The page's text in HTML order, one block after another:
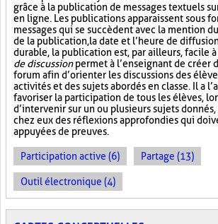
grâce à la publication de messages textuels
en ligne. Les publications apparaissent sous
messages qui se succèdent avec la mention
de la publication, la date et l’heure de
durable, la publication est, par ailleurs, facile
de discussionpermet à l’enseignant de créer
forum afin d’orienter les discussions des
activités et des sujets abordés en classe. Il a
favoriser la participation de tous les élèves,
d’intervenir sur un ou plusieurs sujets
chez eux des réflexions approfondies qui
appuyées de preuves.
Participation active (6) Partage (13)
Outil électronique (4)